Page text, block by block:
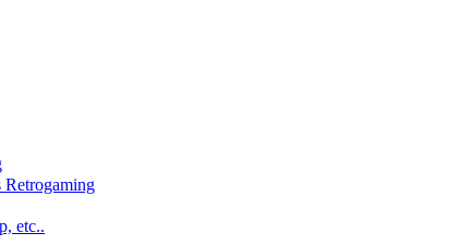
etc..